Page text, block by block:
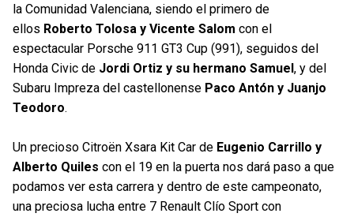
la Comunidad Valenciana, siendo el primero de
ellos Roberto Tolosa y Vicente Salom con el
espectacular Porsche 911 GT3 Cup (991), seguidos del
Honda Civic de Jordi Ortiz y su hermano Samuel, y del
Subaru Impreza del castellonense Paco Antón y Juanjo
Teodoro.
Un precioso Citroën Xsara Kit Car de Eugenio Carrillo y
Alberto Quiles con el 19 en la puerta nos dará paso a que
podamos ver esta carrera y dentro de este campeonato,
una preciosa lucha entre 7 Renault Clío Sport con